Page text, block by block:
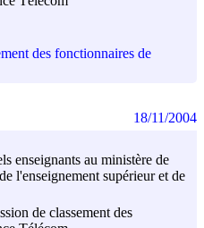
des fonctionnaires de
enseignants au ministère de
l'enseignement supérieur et de
de classement des
18/11/2004